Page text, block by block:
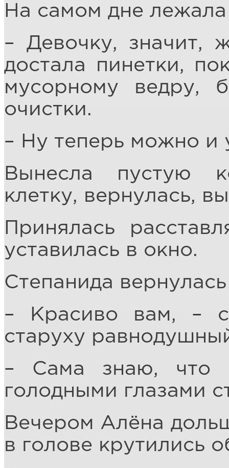
На самом дне
– Девочку, значит,
достала пинетки,
мусорному ведру,
очистки.
– Ну теперь можно и
Вынесла пустую
клетку, вернулась,
Принялась
уставилась в окно.
Степанида
– Красиво вам, –
старуху
– Сама знаю, что
голодными глазами
Вечером Алёна
в голове крутились